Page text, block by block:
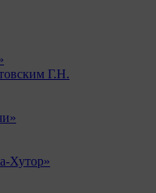
Г.Н.
Хутор»